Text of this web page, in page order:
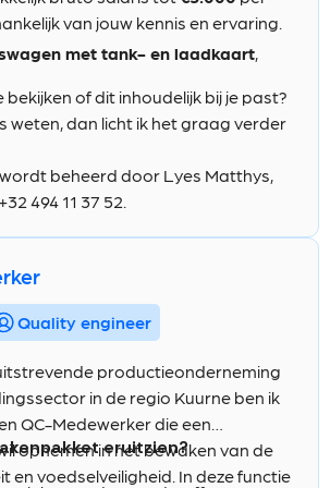
rapporten en opvolgen van
van je planning,
en administratie.
klanten.
opstellen.
van jouw kennis en ervaring.
met tank- en laadkaart,
klantensites en werven.
van €17per gewerkte
waarmee je verder
bij medische kosten.
als extra waardering bovenop je
, waardoor je naast je job ook
ruimte hebt voor ontspanning.
om administratie en
van thuis uit te doen.
veel autonomie waarin je zelf je
bekijken of dit inhoudelijk bij je past?
weten, dan licht ik het graag verder
beheerd door Lyes Matthys,
494 11 37 52.
Quality engineer
productieonderneming
in de regio Kuurne ben ik
QC-Medewerker die een
opnemen in het bewaken van de
en voedselveiligheid. In deze functie
eruitzien?